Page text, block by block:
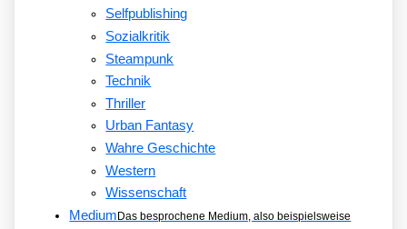
Selfpublishing
Sozialkritik
Steampunk
Technik
Thriller
Urban Fantasy
Wahre Geschichte
Western
Wissenschaft
Medium Das besprochene Medium, also beispielsweise